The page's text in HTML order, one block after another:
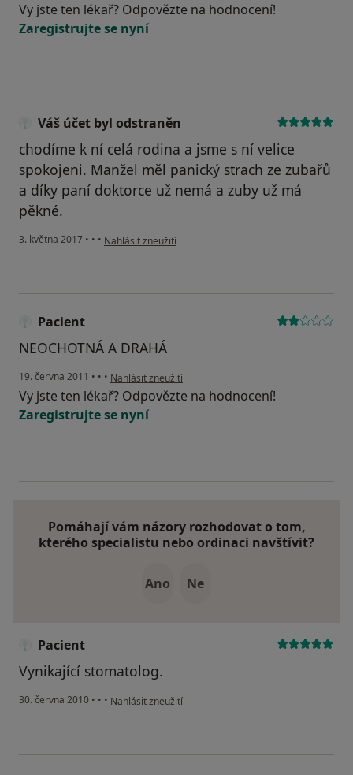
Vy jste ten lékař? Odpovězte na hodnocení!
Zaregistrujte se nyní
Váš účet byl odstraněn
chodíme k ní celá rodina a jsme s ní velice
spokojeni. Manžel měl panický strach ze zubařů
a díky paní doktorce už nemá a zuby už má
pěkné.
3. května 2017 • • • podle názoru uživatele Váš účet byl odstraněn
Nahlásit zneužití
Pacient
NEOCHOTNÁ A DRAHÁ
19. června 2011 • • • podle názoru uživatele Pacient
Nahlásit zneužití
Vy jste ten lékař? Odpovězte na hodnocení!
Zaregistrujte se nyní
Pomáhají vám názory rozhodovat o tom,
kterého specialistu nebo ordinaci navštívit?
Ano Ne
Pacient
Vynikající stomatolog.
30. června 2010 • • • podle názoru uživatele Pacient
Nahlásit zneužití